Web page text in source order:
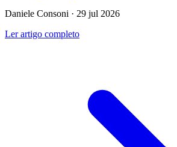
Daniele Consoni · 29 jul 2026
Ler artigo completo